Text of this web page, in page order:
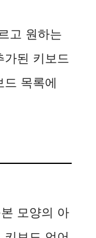
고 원하는
가된 키보드
드 목록에
모양의 아